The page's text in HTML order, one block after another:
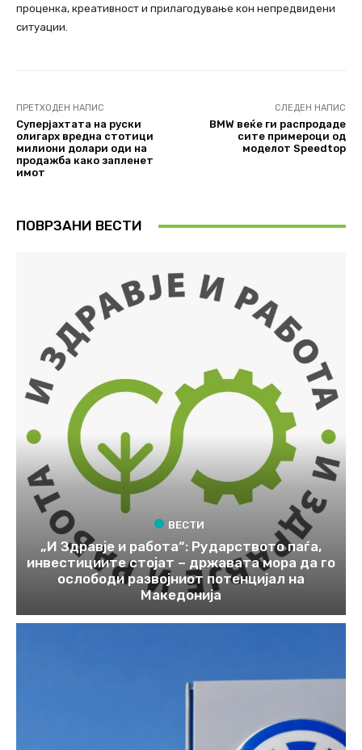
проценка, креативност и прилагодување кон непредвидени
ситуации.
ПРЕТХОДЕН НАПИС
Суперјахтата на руски
олигарх вредна стотици
милиони долари оди на
продажба како запленет
имот
СЛЕДЕН НАПИС
BMW веќе ги распродаде
сите примероци од
моделот Speedtop
ПОВРЗАНИ ВЕСТИ
ВЕСТИ
„И Здравје и работа“: Рударството паѓа,
инвестициите стојат – државата мора да го
ослободи развојниот потенцијал на
Македонија